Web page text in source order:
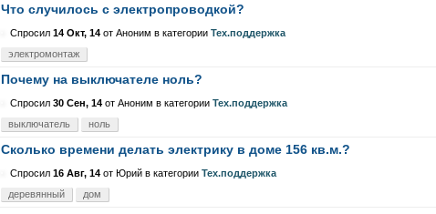
Что случилось с электропроводкой?
Спросил 14 Окт, 14 от Аноним в категории Тех.поддержка
электромонтаж
Почему на выключателе ноль?
Спросил 30 Сен, 14 от Аноним в категории Тех.поддержка
выключатель
ноль
Сколько времени делать электрику в доме 156 кв.м.?
Спросил 16 Авг, 14 от Юрий в категории Тех.поддержка
деревянный
дом